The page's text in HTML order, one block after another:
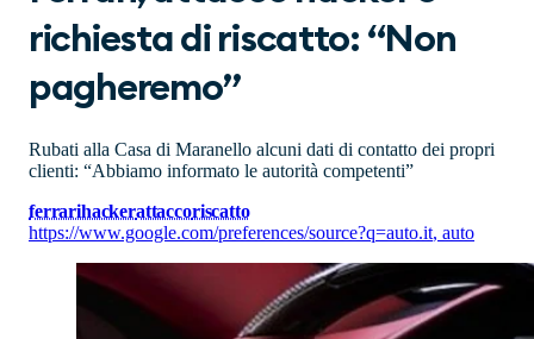
richiesta di riscatto: “Non
pagheremo”
Rubati alla Casa di Maranello alcuni dati di contatto dei propri
clienti: “Abbiamo informato le autorità competenti”
ferrarihackerattaccoriscatto
https://www.google.com/preferences/source?q=auto.it, auto